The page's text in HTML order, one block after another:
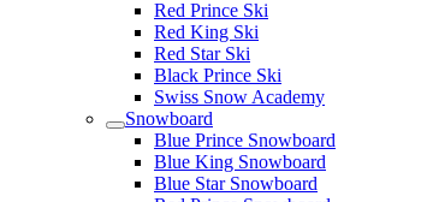
Red Prince Ski
Red King Ski
Red Star Ski
Black Prince Ski
Swiss Snow Academy
Snowboard
Blue Prince Snowboard
Blue King Snowboard
Blue Star Snowboard